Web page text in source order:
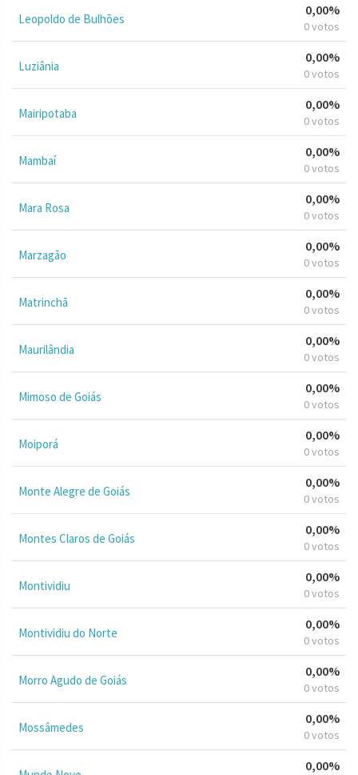
Leopoldo de Bulhões
0,00%
0 votos
Luziânia
0,00%
0 votos
Mairipotaba
0,00%
0 votos
Mambaí
0,00%
0 votos
Mara Rosa
0,00%
0 votos
Marzagão
0,00%
0 votos
Matrinchã
0,00%
0 votos
Maurilândia
0,00%
0 votos
Mimoso de Goiás
0,00%
0 votos
Moiporá
0,00%
0 votos
Monte Alegre de Goiás
0,00%
0 votos
Montes Claros de Goiás
0,00%
0 votos
Montividiu
0,00%
0 votos
Montividiu do Norte
0,00%
0 votos
Morro Agudo de Goiás
0,00%
0 votos
Mossâmedes
0,00%
0 votos
0,00%